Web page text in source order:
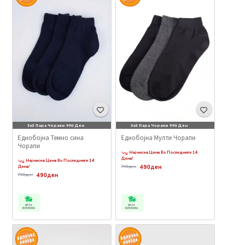
3x3 Пара Чорапи 990 Ден
Еднобојна Темно сина
Чорапи
Најниска Цена Во Последните 14
Дена!
490ден
790ден
БРЗА
ИСПОРАКА
3x3 Пара Чорапи 990 Ден
Еднобојна Мулти Чорапи
Најниска Цена Во Последните 14
Дена!
490ден
790ден
БРЗА
ИСПОРАКА